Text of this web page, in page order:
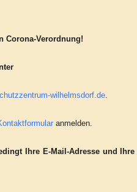
Corona-Verordnung!
wilhelmsdorf.de.
anmelden.
Ihre E-Mail-Adresse und Ihre